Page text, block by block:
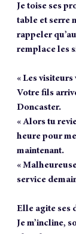
Je toise ses
table et serre
rappeler
remplace les
« Les
Votre fils
Doncaster.
« Alors tu
heure pour
maintenant.
«
service
Elle agite ses
Je m’incline,